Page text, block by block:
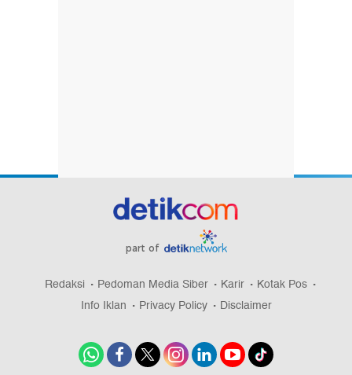
part of
Redaksi Pedoman Media Siber Karir
Kotak Pos
Info Iklan
Privacy Policy Disclaimer